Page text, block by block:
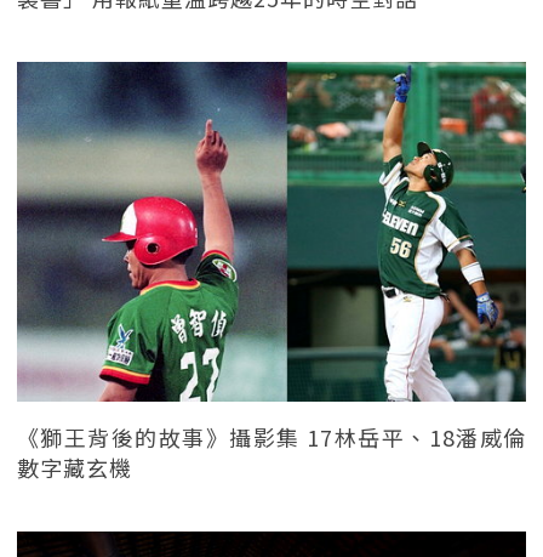
《獅王背後的故事》攝影集 17林岳平、18潘威倫
數字藏玄機